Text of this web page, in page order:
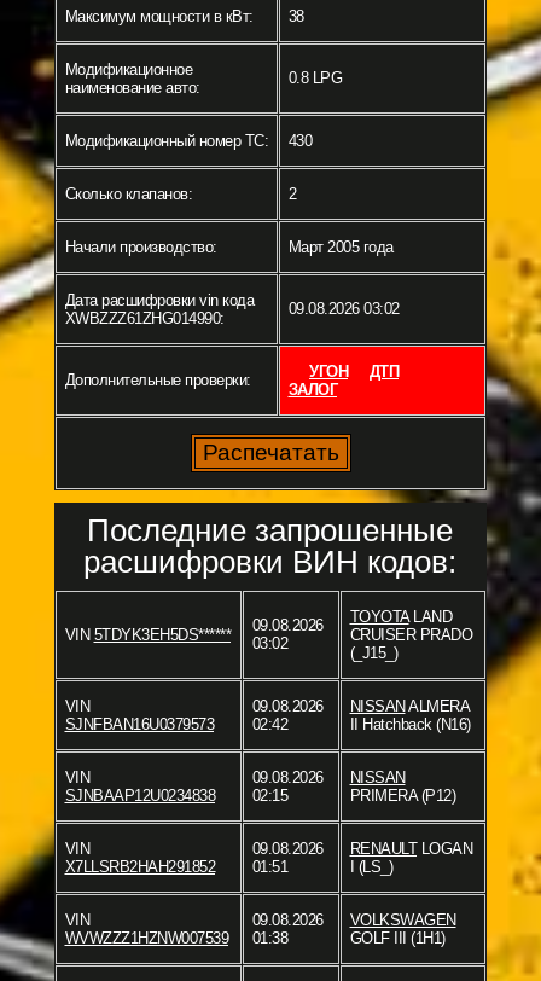
Максимум мощности в кВт: 38
Модификационное
наименование авто:
0.8 LPG
Модификационный номер ТС: 430
Сколько клапанов: 2
Начали производство: Март 2005 года
Дата расшифровки vin кода
XWBZZZ61ZHG014990:
09.08.2026 03:02
Дополнительные проверки: УГОН
ДТП
ЗАЛОГ
Последние запрошенные
расшифровки ВИН кодов:
VIN 5TDYK3EH5DS******
09.08.2026
03:02
TOYOTALAND
CRUISER PRADO
(_J15_)
VIN
SJNFBAN16U0379573
09.08.2026
02:42
NISSAN ALMERA
II Hatchback (N16)
VIN
SJNBAAP12U0234838
09.08.2026
02:15
NISSAN
PRIMERA (P12)
VIN
X7LLSRB2HAH291852
09.08.2026
01:51
RENAULTLOGAN
I (LS_)
VIN
WVWZZZ1HZNW007539
09.08.2026
01:38
VOLKSWAGEN
GOLF III (1H1)